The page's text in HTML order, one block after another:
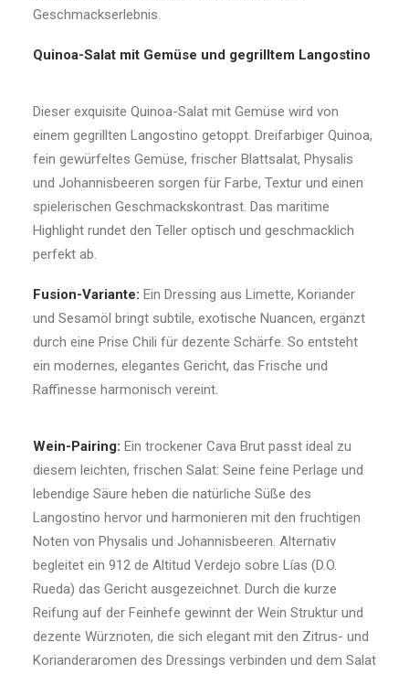
Geschmackserlebnis.
Quinoa-Salat mit Gemüse und gegrilltem Langostino
Dieser exquisite Quinoa-Salat mit Gemüse wird von
einem gegrillten Langostino getoppt. Dreifarbiger Quinoa,
fein gewürfeltes Gemüse, frischer Blattsalat, Physalis
und Johannisbeeren sorgen für Farbe, Textur und einen
spielerischen Geschmackskontrast. Das maritime
Highlight rundet den Teller optisch und geschmacklich
perfekt ab.
Fusion-Variante: Ein Dressing aus Limette, Koriander
und Sesamöl bringt subtile, exotische Nuancen, ergänzt
durch eine Prise Chili für dezente Schärfe. So entsteht
ein modernes, elegantes Gericht, das Frische und
Raffinesse harmonisch vereint.
Wein-Pairing: Ein trockener Cava Brut passt ideal zu
diesem leichten, frischen Salat: Seine feine Perlage und
lebendige Säure heben die natürliche Süße des
Langostino hervor und harmonieren mit den fruchtigen
Noten von Physalis und Johannisbeeren. Alternativ
begleitet ein 912 de Altitud Verdejo sobre Lías (D.O.
Rueda) das Gericht ausgezeichnet. Durch die kurze
Reifung auf der Feinhefe gewinnt der Wein Struktur und
dezente Würznoten, die sich elegant mit den Zitrus- und
Korianderaromen des Dressings verbinden und dem Salat